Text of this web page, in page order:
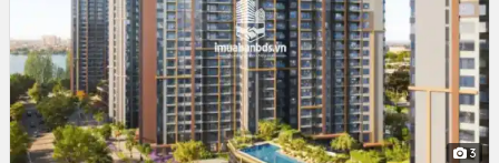
3